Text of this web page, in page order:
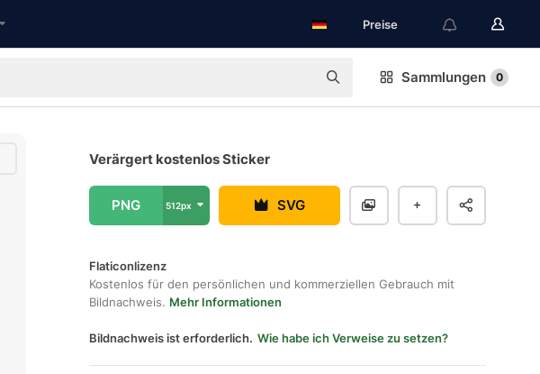
Preise
Sammlungen 0
Verärgert kostenlos Sticker
PNG 512px SVG
Flaticonlizenz
Kostenlos für den persönlichen und kommerziellen Gebrauch mit
Bildnachweis. Mehr Informationen
Bildnachweis ist erforderlich. Wie habe ich Verweise zu setzen?